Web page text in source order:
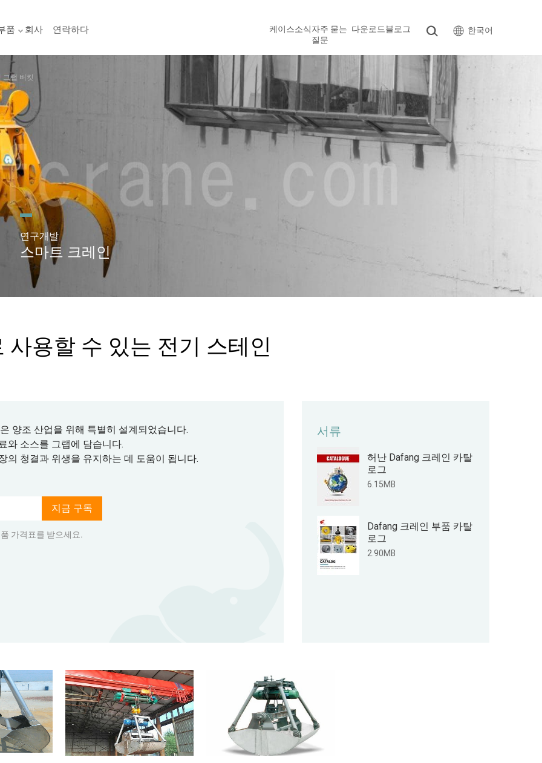
품 회사 연락하다 케이스소식자주 묻는
질문
다운로드블로그 한국어
랩 버킷
연구개발
스마트 크레인
용할 수 있는 전기 스테인
양조 산업을 위해 특별히 설계되었습니다.
와 소스를 그랩에 담습니다.
청결과 위생을 유지하는 데 도움이 됩니다.
지금 구독
가격표를 받으세요.
서류
허난 Dafang 크레인 카탈
로그
6.15MB
Dafang 크레인 부품 카탈
로그
2.90MB